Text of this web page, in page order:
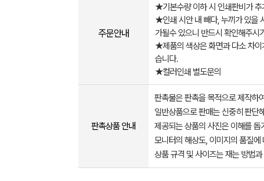
주문안내
★기본수량 이하 시 인쇄판비가
★인쇄 시안 내 빼다, 누끼가 있을
가될수 있으니 반드시 확인해주시
★제품의 색상은 화면과 다소 차이
습니다.
★컬러인쇄 별도문의
판촉상품 안내
판촉물은 판촉을 목적으로 제작하
일반상품으로 판매는 신중히 판단
제공되는 상품의 사진은 이해를
모니터의 해상도, 이미지의 품질
상품 규격 및 사이즈는 재는 방법